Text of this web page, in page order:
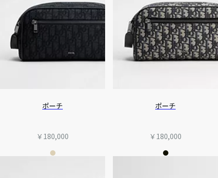
ポーチ
￥180,000
ポーチ
￥180,000